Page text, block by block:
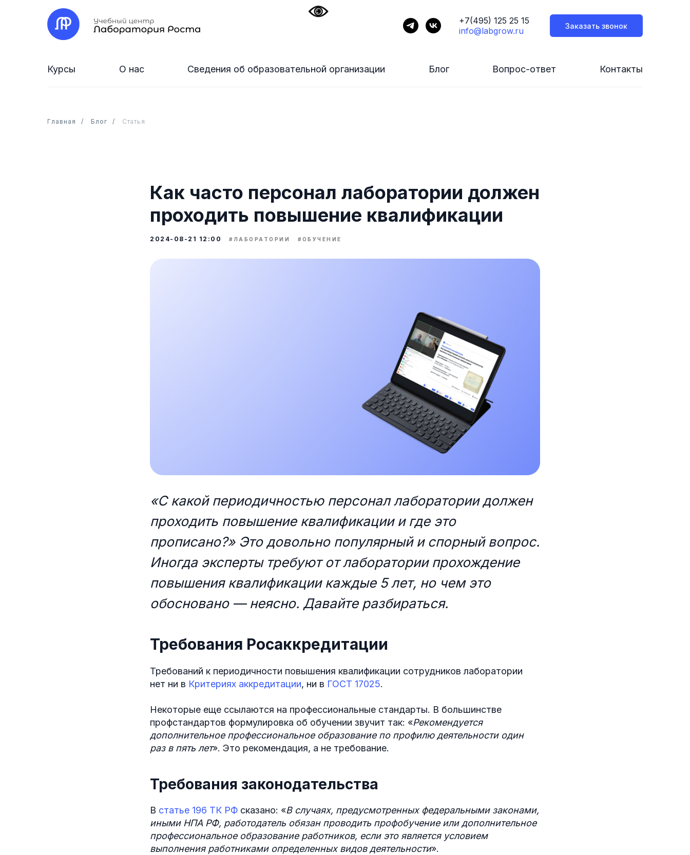
+7(495) 125 25 15
info@labgrow.ru
Заказать звонок
Курсы О нас Сведения об образовательной организации Блог Вопрос-ответ Контакты
Главная / Блог / Статья
Как часто персонал лаборатории должен
проходить повышение квалификации
2024-08-21 12:00 #ЛАБОРАТОРИИ #ОБУЧЕНИЕ
«С какой периодичностью персонал лаборатории должен
проходить повышение квалификации и где это
прописано?» Это довольно популярный и спорный вопрос.
Иногда эксперты требуют от лаборатории прохождение
повышения квалификации каждые 5 лет, но чем это
обосновано — неясно. Давайте разбираться.
Требования Росаккредитации
Требований к периодичности повышения квалификации сотрудников лаборатории
нет ни в Критериях аккредитации, ни в ГОСТ 17025.
Некоторые еще ссылаются на профессиональные стандарты. В большинстве
профстандартов формулировка об обучении звучит так: «Рекомендуется
дополнительное профессиональное образование по профилю деятельности один
раз в пять лет». Это рекомендация, а не требование.
Требования законодательства
В статье 196 ТК РФ сказано: «В случаях, предусмотренных федеральными законами,
иными НПА РФ, работодатель обязан проводить профобучение или дополнительное
профессиональное образование работников, если это является условием
выполнения работниками определенных видов деятельности».